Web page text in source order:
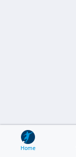
Home